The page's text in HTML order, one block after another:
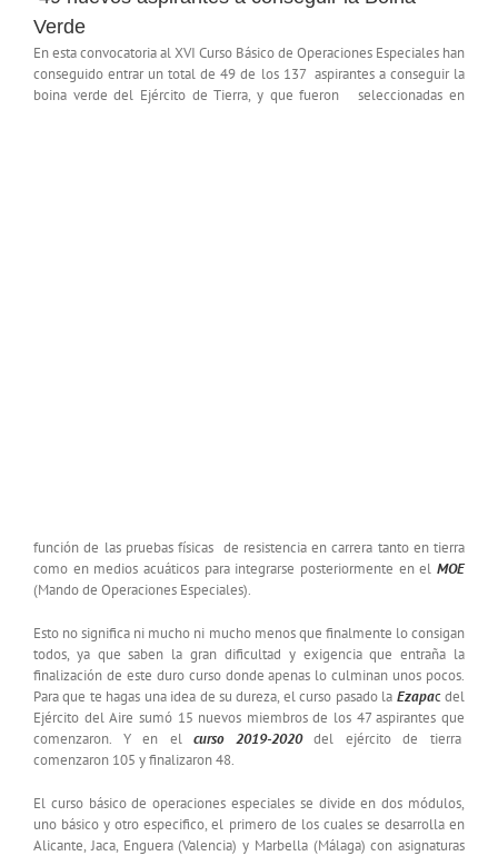
Verde
En esta convocatoria al XVI Curso Básico de Operaciones Especiales han
conseguido entrar un total de 49 de los 137 aspirantes a conseguir la
boina verde del Ejército de Tierra, y que fueron
seleccionadas en
función de las pruebas físicas de resistencia en carrera tanto en tierra
como en medios acuáticos para integrarse posteriormente en el MOE
(Mando de Operaciones Especiales).
Esto no significa ni mucho ni mucho menos que finalmente lo consigan
todos, ya que saben la gran dificultad y exigencia que entraña la
finalización de este duro curso donde apenas lo culminan unos pocos.
Para que te hagas una idea de su dureza, el curso pasado la Ezapacdel
Ejército del Aire sumó 15 nuevos miembros de los 47 aspirantes que
comenzaron. Y en elcurso 2019-2020del ejército de tierra
comenzaron 105 y finalizaron 48.
El curso básico de operaciones especiales se divide en dos módulos,
uno básico y otro especifico, el primero de los cuales se desarrolla en
Alicante, Jaca, Enguera (Valencia) y Marbella (Málaga) con asignaturas